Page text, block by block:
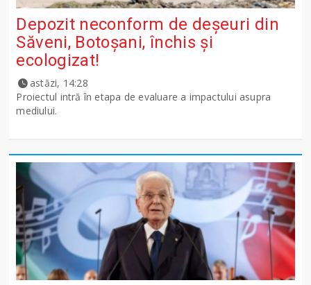
Depozit neconform de deșeuri din
Săveni, Botoșani, închis și
ecologizat!
astăzi, 14:28
Proiectul intră în etapa de evaluare a impactului asupra
mediului.